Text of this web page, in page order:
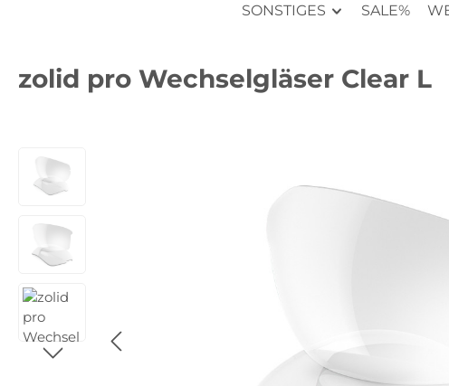
SONSTIGES SALE%
zolid pro Wechselgläser Clear L
Bildergalerie überspringen